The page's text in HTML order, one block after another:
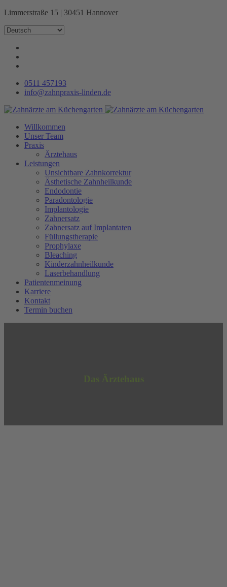
Limmerstraße 15 | 30451 Hannover
0511 457193
info@zahnpraxis-linden.de
Willkommen
Unser Team
Praxis
Ärztehaus
Leistungen
Unsichtbare Zahnkorrektur
Ästhetische Zahnheilkunde
Endodontie
Paradontologie
Implantologie
Zahnersatz
Zahnersatz auf Implantaten
Füllungstherapie
Prophylaxe
Bleaching
Kinderzahnheilkunde
Laserbehandlung
Patientenmeinung
Karriere
Kontakt
Termin buchen
Das Ärztehaus